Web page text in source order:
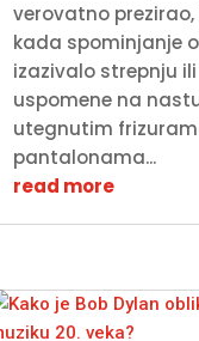
verovatno
kada spominjanje
izazivalo strepnju
uspomene na
utegnutim
pantalonama...
read more